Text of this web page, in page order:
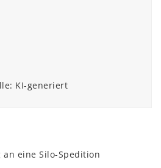
KI-generiert
eine Silo-Spedition